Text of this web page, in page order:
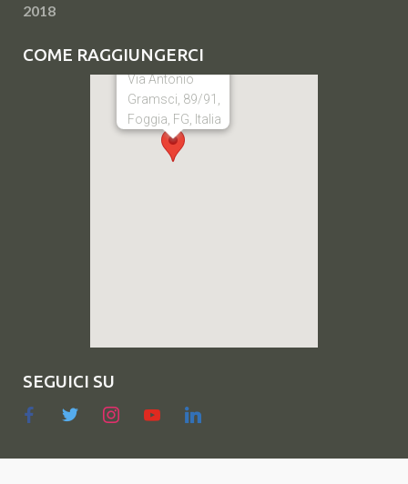
2018
COME RAGGIUNGERCI
Via Antonio
Gramsci, 89/91,
Foggia, FG, Italia
SEGUICI SU